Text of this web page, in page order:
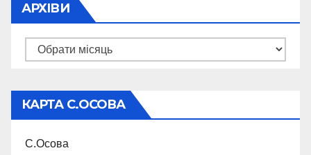
АРХІВИ
Архіви
КАРТА С.ОСОВА
С.Осова